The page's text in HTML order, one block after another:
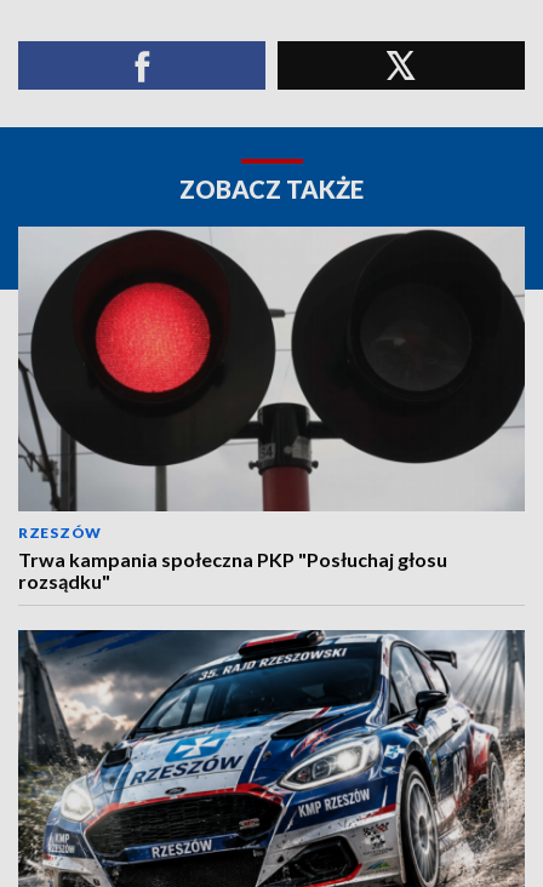
ZOBACZ TAKŻE
RZESZÓW
Trwa kampania społeczna PKP "Posłuchaj głosu
rozsądku"